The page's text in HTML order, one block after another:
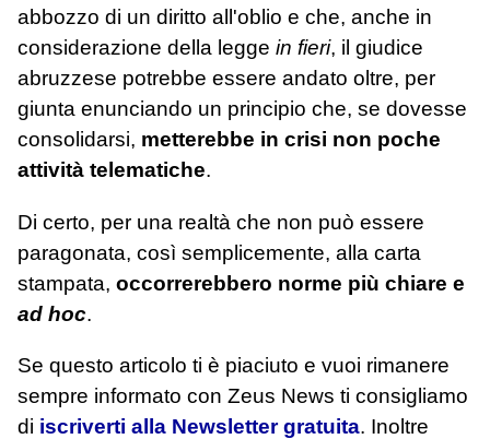
abbozzo di un diritto all'oblio e che, anche in
considerazione della legge in fieri, il giudice
abruzzese potrebbe essere andato oltre, per
giunta enunciando un principio che, se dovesse
consolidarsi, metterebbe in crisi non poche
attività telematiche.
Di certo, per una realtà che non può essere
paragonata, così semplicemente, alla carta
stampata, occorrerebbero norme più chiare e
ad hoc.
Se questo articolo ti è piaciuto e vuoi rimanere
sempre informato con Zeus News ti consigliamo
di iscriverti alla Newsletter gratuita. Inoltre